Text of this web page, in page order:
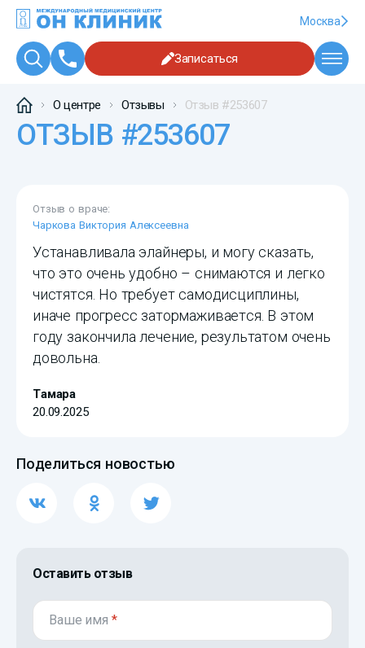
Москва
Записаться
О центре Отзывы Отзыв #253607
ОТЗЫВ #253607
Отзыв о враче:
Чаркова Виктория Алексеевна
Устанавливала элайнеры, и могу сказать,
что это очень удобно – снимаются и легко
чистятся. Но требует самодисциплины,
иначе прогресс затормаживается. В этом
году закончила лечение, результатом очень
довольна.
Тамара
20.09.2025
Поделиться новостью
Оставить отзыв
Ваше имя *